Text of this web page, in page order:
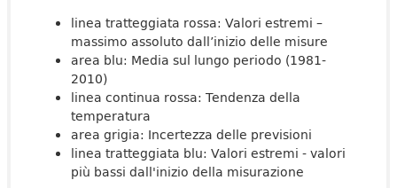
linea tratteggiata rossa: Valori estremi –
massimo assoluto dall’inizio delle misure
area blu: Media sul lungo periodo (1981-
2010)
linea continua rossa: Tendenza della
temperatura
area grigia: Incertezza delle previsioni
linea tratteggiata blu: Valori estremi - valori
più bassi dall'inizio della misurazione